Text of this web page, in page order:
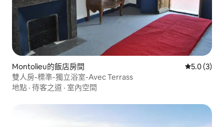
Montolieu的飯店房間 從 3 則評
5.0 (3)
雙人房-標準-獨立浴室-Avec Terrass
地點 · 待客之道 · 室內空間